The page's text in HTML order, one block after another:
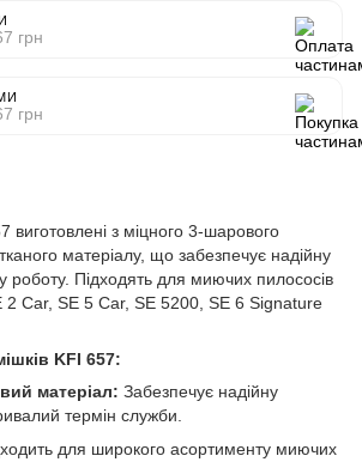
грн
грн
виготовлені з міцного 3-шарового
матеріалу, що забезпечує надійну
роботу. Підходять для миючих пилососів
2 Car, SE 5 Car, SE 5200, SE 6 Signature
KFI 657:
матеріал: Забезпечує надійну
термін служби.
для широкого асортименту миючих